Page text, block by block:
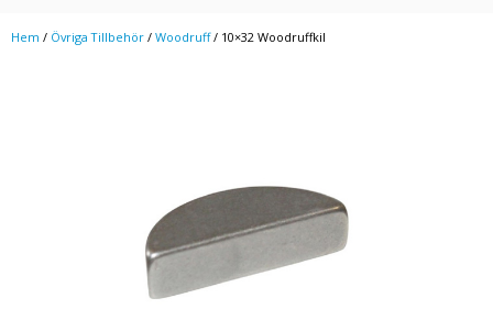
Hem / Övriga Tillbehör / Woodruff/ 10×32 Woodruffkil